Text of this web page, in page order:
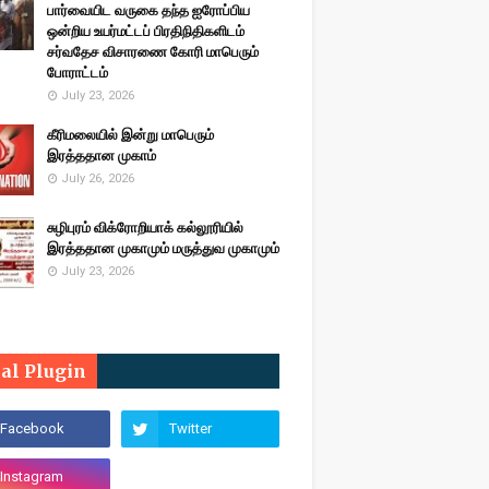
பார்வையிட வருகை தந்த ஐரோப்பிய
ஒன்றிய உயர்மட்டப் பிரதிநிதிகளிடம்
சர்வதேச விசாரணை கோரி மாபெரும்
போராட்டம்
July 23, 2026
கீரிமலையில் இன்று மாபெரும்
இரத்ததான முகாம்
July 26, 2026
சுழிபுரம் விக்ரோறியாக் கல்லூரியில்
இரத்ததான முகாமும் மருத்துவ முகாமும்
July 23, 2026
Plugin